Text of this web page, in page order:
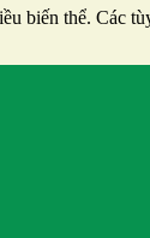
biến thể. Các